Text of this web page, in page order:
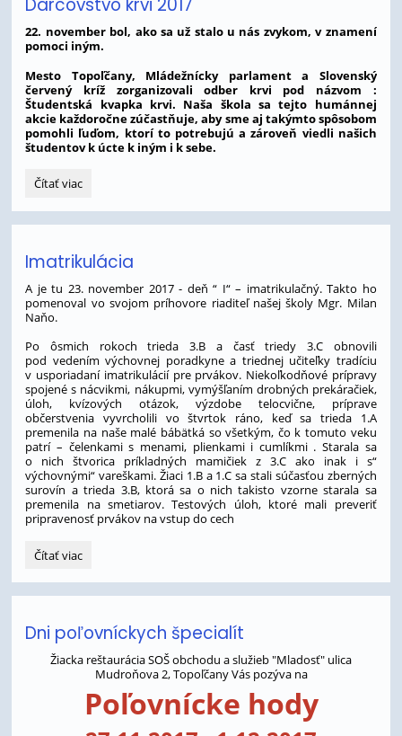
Darcovstvo krvi 2017
22. november bol, ako sa už stalo u nás zvykom, v znamení
pomoci iným.
Mesto Topoľčany, Mládežnícky parlament a Slovenský
červený kríž zorganizovali odber krvi pod názvom :
Študentská kvapka krvi. Naša škola sa tejto humánnej
akcie každoročne zúčastňuje, aby sme aj takýmto spôsobom
pomohli ľuďom, ktorí to potrebujú a zároveň viedli našich
študentov k úcte k iným i k sebe.
Darcovstvo
2017:
Čítať viac
Imatrikulácia
A je tu 23. november 2017 - deň “ I“ – imatrikulačný. Takto ho
pomenoval vo svojom príhovore riaditeľ našej školy Mgr. Milan
Naňo.
Po ôsmich rokoch trieda 3.B a časť triedy 3.C obnovili
pod vedením výchovnej poradkyne a triednej učiteľky tradíciu
v usporiadaní imatrikulácií pre prvákov. Niekoľkodňové prípravy
spojené s nácvikmi, nákupmi, vymýšľaním drobných prekáračiek,
úloh, kvízových otázok, výzdobe telocvične, príprave
občerstvenia vyvrcholili vo štvrtok ráno, keď sa trieda 1.A
premenila na naše malé bábätká so všetkým, čo k tomuto veku
patrí – čelenkami s menami, plienkami i cumlíkmi . Starala sa
o nich štvorica príkladných mamičiek z 3.C ako inak i s“
výchovnými“ vareškami. Žiaci 1.B a 1.C sa stali súčasťou zberných
surovín a trieda 3.B, ktorá sa o nich takisto vzorne starala sa
premenila na smetiarov. Testových úloh, ktoré mali preveriť
pripravenosť prvákov na vstup do cech
Imatrikulácia:
Čítať viac
Dni poľovníckych špecialít
Žiacka reštaurácia SOŠ obchodu a služieb "Mladosť" ulica
Mudroňova 2, Topoľčany Vás pozýva na
Poľovnícke hody